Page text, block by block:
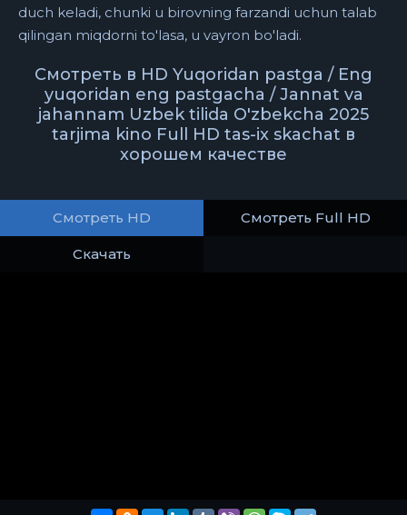
duch keladi, chunki u birovning farzandi uchun talab
qilingan miqdorni to'lasa, u vayron bo'ladi.
Смотреть в HD Yuqoridan pastga / Eng
yuqoridan eng pastgacha / Jannat va
jahannam Uzbek tilida O'zbekcha 2025
tarjima kino Full HD tas-ix skachat в
хорошем качестве
Смотреть HD Смотреть Full HD
Скачать